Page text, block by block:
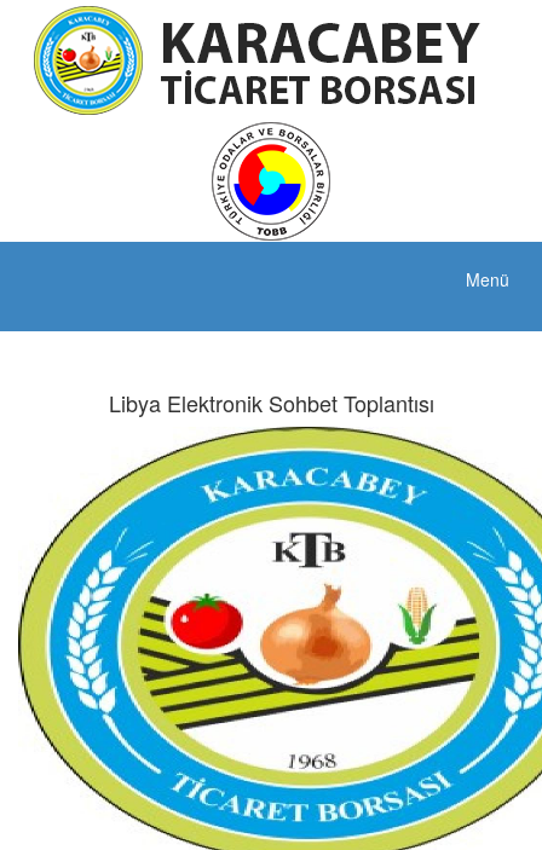
Menü
Libya Elektronik Sohbet Toplantısı